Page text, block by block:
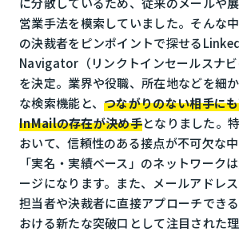
営業手法を模索していました。そんな
の決裁者をピンポイントで探せる
Navigator（リンクトインセールスナ
を決定。業界や役職、所在地などを細
な検索機能と、つながりのない相手に
InMailの存在が決め手となりました。
おいて、信頼性のある接点が不可欠な
「実名・実績ベース」のネットワーク
ージになります。また、メールアドレ
担当者や決裁者に直接アプローチでき
おける新たな突破口として注目された理